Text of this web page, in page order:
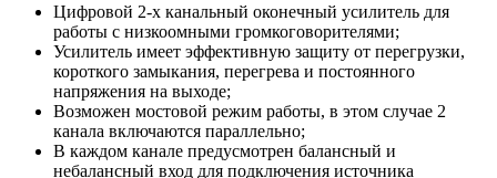
Цифровой 2-х канальный оконечный усилитель для
работы с низкоомными громкоговорителями;
Усилитель имеет эффективную защиту от перегрузки,
короткого замыкания, перегрева и постоянного
напряжения на выходе;
Возможен мостовой режим работы, в этом случае 2
канала включаются параллельно;
В каждом канале предусмотрен балансный и
небалансный вход для подключения источника